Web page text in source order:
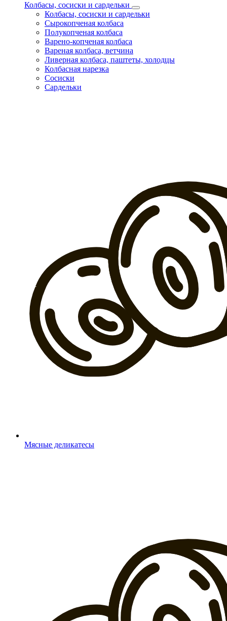
Колбасы, сосиски и сардельки
Колбасы, сосиски и сардельки
Сырокопченая колбаса
Полукопченая колбаса
Варено-копченая колбаса
Вареная колбаса, ветчина
Ливерная колбаса, паштеты, холодцы
Колбасная нарезка
Сосиски
Сардельки
Мясные деликатесы